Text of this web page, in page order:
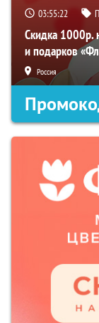
03:55:21
Скидка 1000р.
и подарков
Россия